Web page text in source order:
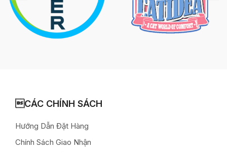
CÁC CHÍNH SÁCH
Hướng Dẫn Đặt Hàng
Chính Sách Giao Nhận